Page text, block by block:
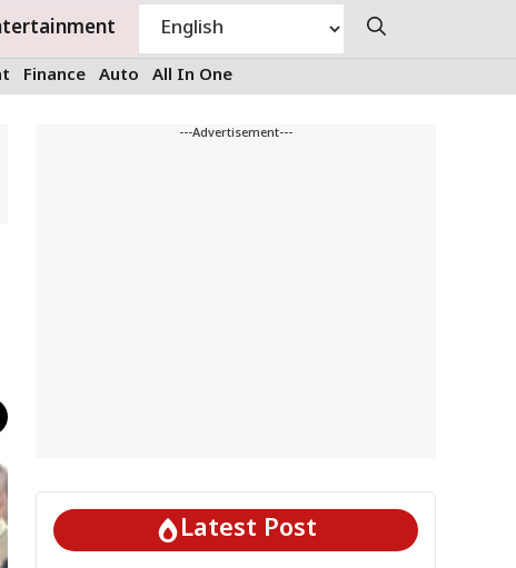
Finance Auto All In One
---Advertisement---
Latest Post